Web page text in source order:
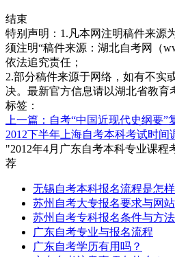
结束
特别声明：1.凡本网注明稿件来源
须注明“稿件来源：湖北自考网（
依法追究责任；
2.部分稿件来源于网络，如有不实
决。最新官方信息请以湖北省教育
标签：
上一篇：自考“中国近现代史纲要”
2012下半年上海自考本科考试时间
"2012年4月广东自考本科专业课程
荐
无锡自考本科报名流程是怎样
苏州自考大专报名要求与网站
苏州自考专科报名条件与方法
广东自考专业与报名流程
广东自考学历有用吗？